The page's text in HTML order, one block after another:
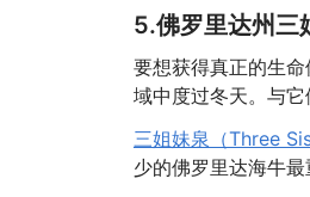
5.佛罗里达州三
要想获得真正的生
域中度过冬天。与
三姐妹泉（Three
少的佛罗里达海牛最